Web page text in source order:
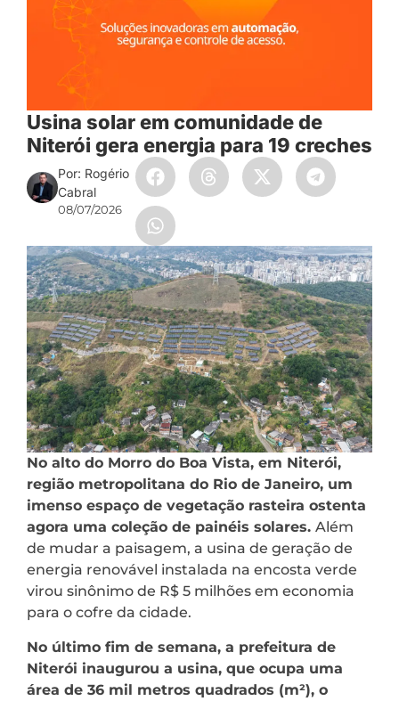
Usina solar em comunidade de
Niterói gera energia para 19 creches
Por: Rogério
Cabral
08/07/2026
No alto do Morro do Boa Vista, em Niterói,
região metropolitana do Rio de Janeiro, um
imenso espaço de vegetação rasteira ostenta
agora uma coleção de painéis solares. Além
de mudar a paisagem, a usina de geração de
energia renovável instalada na encosta verde
virou sinônimo de R$ 5 milhões em economia
para o cofre da cidade.
No último fim de semana, a prefeitura de
Niterói inaugurou a usina, que ocupa uma
área de 36 mil metros quadrados (m²), o